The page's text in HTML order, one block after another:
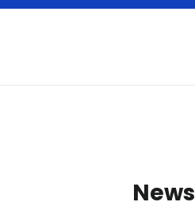
News